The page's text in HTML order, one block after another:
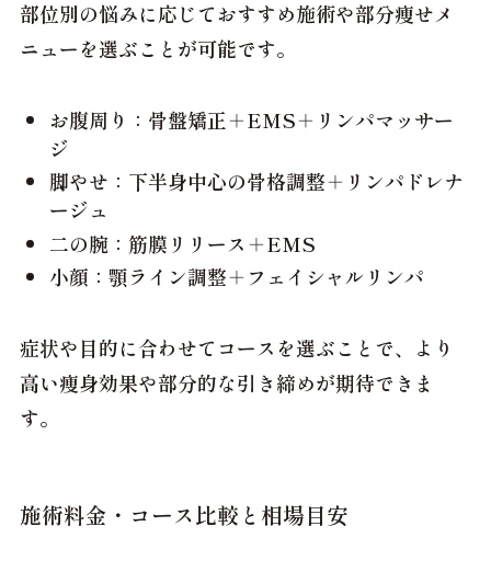
部位別の悩みに応じておすすめ施術や部分痩せメ
ニューを選ぶことが可能です。
お腹周り：骨盤矯正＋EMS＋リンパマッサー
ジ
脚やせ：下半身中心の骨格調整＋リンパドレナ
ージュ
二の腕：筋膜リリース＋EMS
小顔：顎ライン調整＋フェイシャルリンパ
症状や目的に合わせてコースを選ぶことで、より
高い痩身効果や部分的な引き締めが期待できま
す。
施術料金・コース比較と相場目安